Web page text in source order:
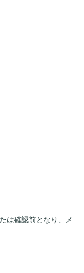
は確認前となり、メ